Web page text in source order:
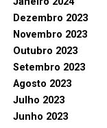
Dezembro 2023
Novembro 2023
Outubro 2023
Setembro 2023
Agosto 2023
Julho 2023
Junho 2023